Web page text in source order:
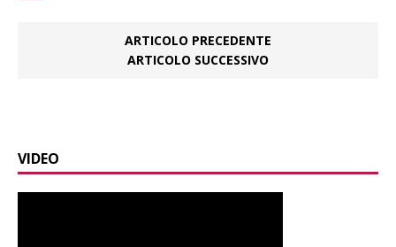
ARTICOLO PRECEDENTE
ARTICOLO SUCCESSIVO
VIDEO